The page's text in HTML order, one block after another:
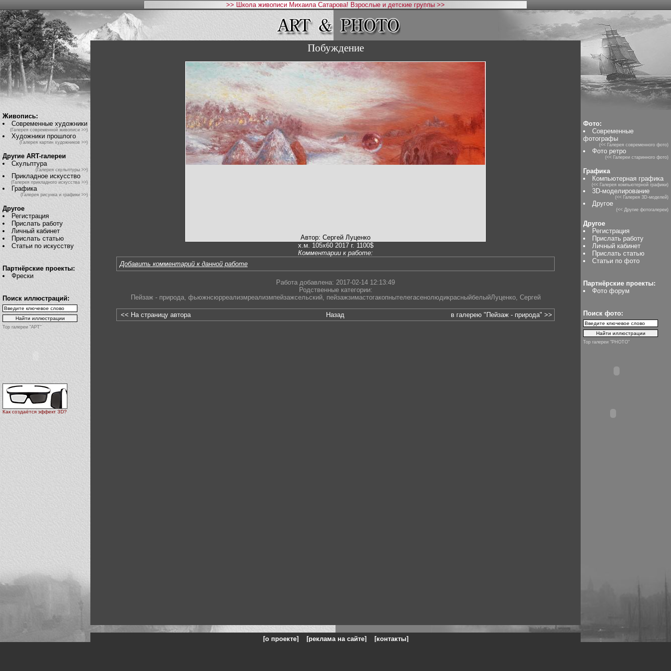
>> Школа живописи Михаила Сатарова! Взрослые и детские группы >>
Живопись:
Современные художники
(Галерея современной живописи >>)
Художники прошлого
(Галерея картин художников >>)
Другие ART-галереи
Скульптура
(Галерея скульптуры >>)
Прикладное искусство
(Галерея прикладного искусства >>)
Графика
(Галерея рисунка и графики >>)
Другое
Регистрация
Прислать работу
Личный кабинет
Прислать статью
Статьи по искусству
Партнёрские проекты:
Фрески
Поиск иллюстраций:
Top галереи "АРТ"
Как создаётся эффект 3D?
Побуждение
Автор: Сергей Луценко
х.м. 105х60 2017 г. 1100$
Комментарии к работе:
Добавить комментарий к данной работе
Работа добавлена: 2017-02-14 12:13:49
Родственные категории:
Пейзаж - природа, фьюжнсюрреализмреализмпейзажсельский, пейзажзимастогакопнытелегасенолюдикрасныйбелыйЛуценко, Сергей
<< На страницу автора Назад в галерею "Пейзаж - природа" >>
Фото:
Современные
фотографы
(<< Галерея современного фото)
Фото ретро
(<< Галереи старинного фото)
Графика
Компьютерная графика
(<< Галерея компьютерной графики)
3D-моделирование
(<< Галерея 3D-моделей)
Другое
(<< Другие фотогалереи)
Другое
Регистрация
Прислать работу
Личный кабинет
Прислать статью
Статьи по фото
Партнёрские проекты:
Фото форум
Поиск фото:
Top галереи "PHOTO"
[о проекте] [реклама на сайте] [контакты]